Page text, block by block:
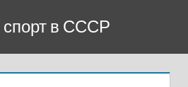
спорт в СССР